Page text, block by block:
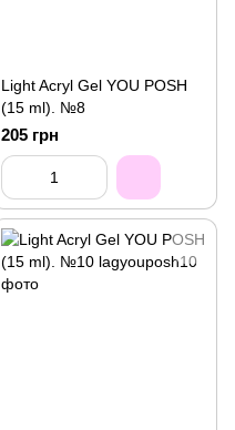
Light Acryl Gel YOU POSH
(15 ml). №8
205 грн